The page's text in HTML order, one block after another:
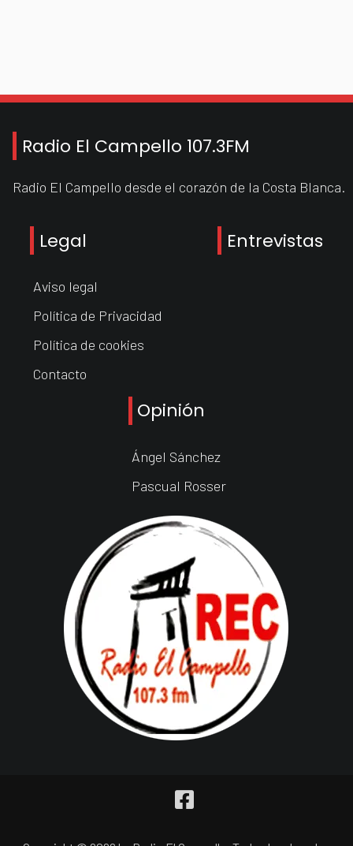
Radio El Campello 107.3FM
Radio El Campello desde el corazón de la Costa Blanca.
Legal
Aviso legal
Política de Privacidad
Política de cookies
Contacto
Entrevistas
Opinión
Ángel Sánchez
Pascual Rosser